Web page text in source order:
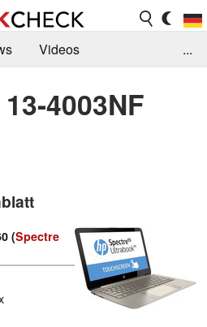
Videos
Suche
Jobs
...
4003NF
(Spectre